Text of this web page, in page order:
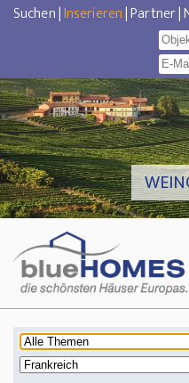
Suchen|Inserieren|Partner|